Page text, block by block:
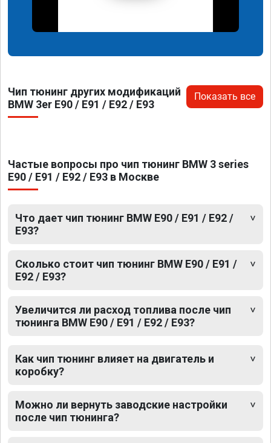
Чип тюнинг других модификаций
BMW 3er E90 / E91 / E92 / E93
Показать все
Частые вопросы про чип тюнинг BMW 3 series
E90 / E91 / E92 / E93 в Москве
Что дает чип тюнинг BMW E90 / E91 / E92 /
E93?
Сколько стоит чип тюнинг BMW E90 / E91 /
E92 / E93?
Увеличится ли расход топлива после чип
тюнинга BMW E90 / E91 / E92 / E93?
Как чип тюнинг влияет на двигатель и
коробку?
Можно ли вернуть заводские настройки
после чип тюнинга?